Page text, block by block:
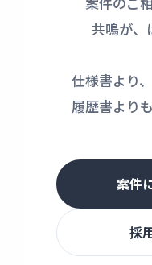
共鳴が、
仕様書より
履歴書より
案件
採